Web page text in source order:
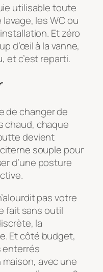
utilisable toute
lavage, les WC ou
Et zéro
d’œil à la vanne,
et c’est reparti.
de changer de
chaud, chaque
devient
souple pour
d’une posture
pas votre
fait sans outil
la
Et côté budget,
enterrés
avec une